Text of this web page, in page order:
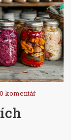
0 komentář